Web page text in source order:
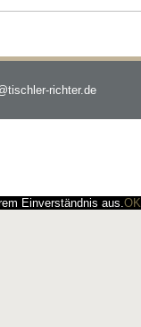
richter.de
Einverständnis aus.OK